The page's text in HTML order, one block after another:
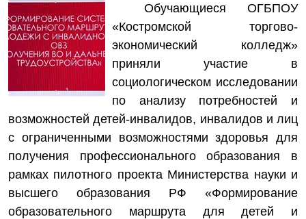
Обучающиеся ОГБПОУ
«Костромской торгово-
экономический колледж»
приняли участие в
социологическом исследовании
по анализу потребностей и
возможностей детей-инвалидов, инвалидов и лиц
с ограниченными возможностями здоровья для
получения профессионального образования в
рамках пилотного проекта Министерства науки и
высшего образования РФ «Формирование
образовательного маршрута для детей и